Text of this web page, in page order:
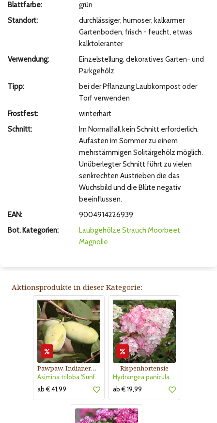
Blattfarbe:
grün
Standort:
durchlässiger, humoser, kalkarmer
Gartenboden, frisch - feucht, etwas
kalktoleranter
Verwendung:
Einzelstellung, dekoratives Garten- und
Parkgehölz
Tipp:
bei der Pflanzung Laubkompost oder
Torf verwenden
Frostfest:
winterhart
Schnitt:
Im Normalfall kein Schnitt erforderlich.
Aufasten im Sommer zu einem
mehrstämmigen Solitärgehölz möglich.
Unüberlegter Schnitt führt zu vielen
senkrechten Austrieben die das
Wuchsbild und die Blüte negativ
beeinflussen.
EAN:
9004914226939
Bot. Kategorien:
Laubgehölze Strauch Moorbeet
Magnolie
Aktionsprodukte in dieser Kategorie:
Pawpaw, Indianerbanane
Asimina triloba 'Sunflower'
ab € 41,99
Rispenhortensie
Hydrangea paniculata 'Vanille Fraise'
ab € 19,99